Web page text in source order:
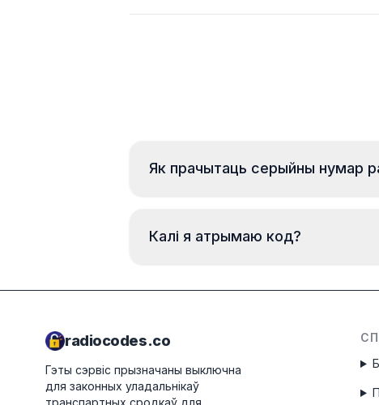
Як прачытаць серыйны нумар
Калі я атрымаю код?
radiocodes.co
Гэты сэрвіс прызначаны выключна
для законных уладальнікаў
транспартных сродкаў для